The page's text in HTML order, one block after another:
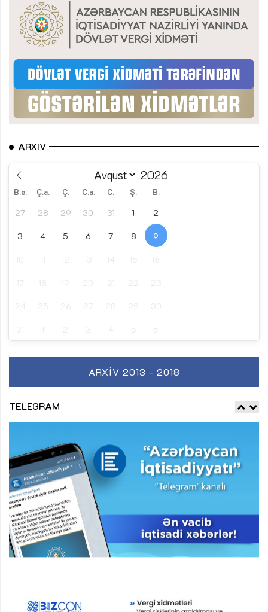
ARXIV
B.e. Ç.a. Ç. C.a. C. Ş. B.
27 28 29 30 31 1 2
3 4 5 6 7 8 9
ARXIV 2013 - 2018
TELEGRAM